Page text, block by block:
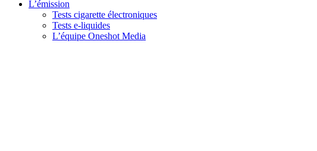
L’émission
Tests cigarette électroniques
Tests e-liquides
L’équipe Oneshot Media